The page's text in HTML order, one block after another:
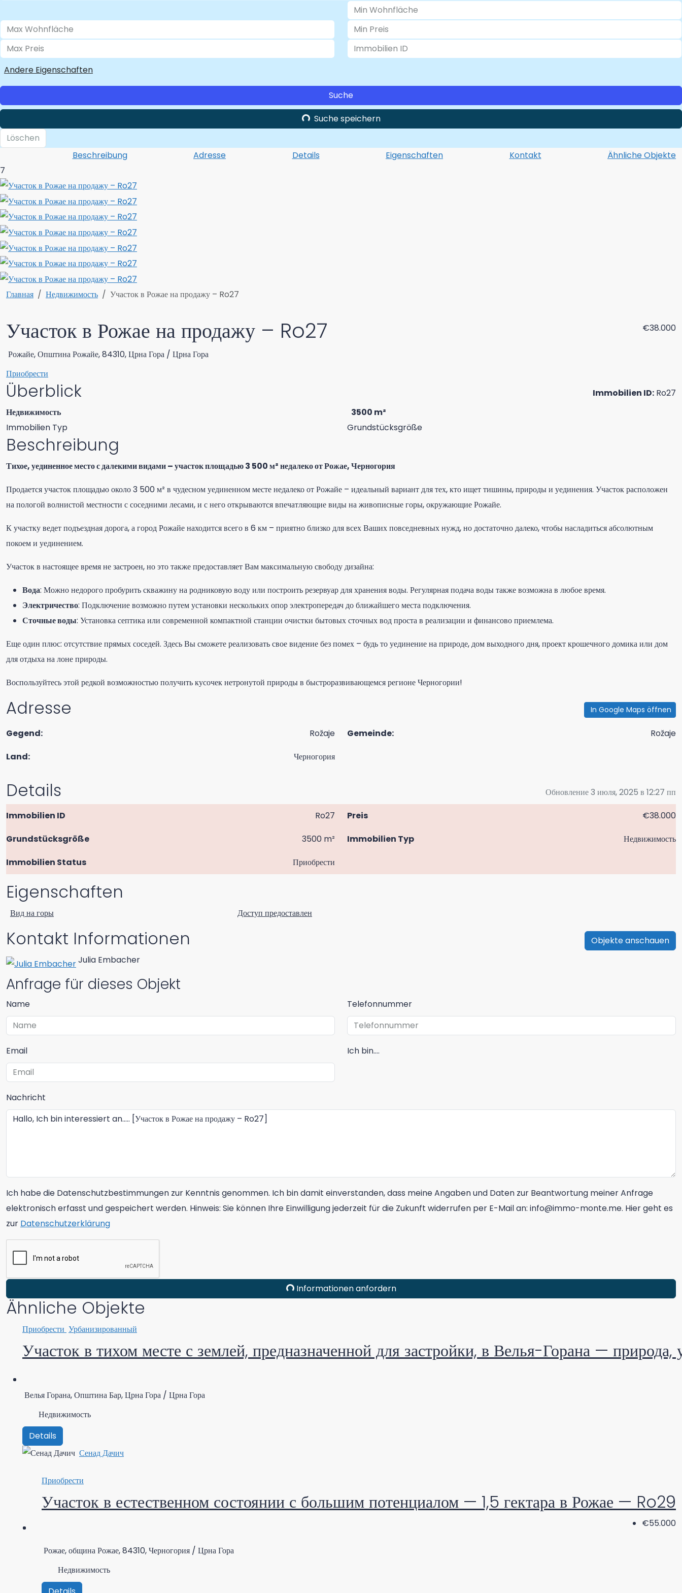
Andere Eigenschaften
Suche
Suche speichern
Löschen
Beschreibung
Adresse Details Eigenschaften Kontakt
Ähnliche Objekte
7
Главная Недвижимость Участок в Рожае на продажу – Ro27
Участок в Рожае на продажу – Ro27
Рожайе, Општина Рожайе, 84310, Црна Гора / Црна Гора
Приобрести
€38.000
Überblick Immobilien ID: Ro27
Недвижимость
Immobilien Typ
3500 m²
Grundstücksgröße
Beschreibung
Тихое, уединенное место с далекими видами – участок площадью 3 500 м² недалеко от Рожае, Черногория
Продается участок площадью около 3 500 м² в чудесном уединенном месте недалеко от Рожайе – идеальный вариант для тех, кто ищет тишины, природы и уединения. Участок расположен
на пологой волнистой местности с соседними лесами, и с него открываются впечатляющие виды на живописные горы, окружающие Рожайе.
К участку ведет подъездная дорога, а город Рожайе находится всего в 6 км – приятно близко для всех Ваших повседневных нужд, но достаточно далеко, чтобы насладиться абсолютным
покоем и уединением.
Участок в настоящее время не застроен, но это также предоставляет Вам максимальную свободу дизайна:
Вода: Можно недорого пробурить скважину на родниковую воду или построить резервуар для хранения воды. Регулярная подача воды также возможна в любое время.
Электричество: Подключение возможно путем установки нескольких опор электропередач до ближайшего места подключения.
Сточные воды: Установка септика или современной компактной станции очистки бытовых сточных вод проста в реализации и финансово приемлема.
Еще один плюс: отсутствие прямых соседей. Здесь Вы сможете реализовать свое видение без помех – будь то уединение на природе, дом выходного дня, проект крошечного домика или дом
для отдыха на лоне природы.
Воспользуйтесь этой редкой возможностью получить кусочек нетронутой природы в быстроразвивающемся регионе Черногории!
Adresse In Google Maps öffnen
Gegend: Rožaje Gemeinde:
Rožaje
Land:
Черногория
Details
Обновление 3 июля, 2025 в 12:27 пп
Immobilien ID
Ro27 Preis
€38.000
Grundstücksgröße
3500 m² Immobilien Typ
Недвижимость
Immobilien Status
Приобрести
Eigenschaften
Вид на горы Доступ предоставлен
Kontakt Informationen
Objekte anschauen
Julia Embacher
Anfrage für dieses Objekt
Name Telefonnummer
Email Ich bin....
Nachricht
Ich habe die Datenschutzbestimmungen zur Kenntnis genommen. Ich bin damit einverstanden, dass meine Angaben und Daten zur Beantwortung meiner Anfrage
elektronisch erfasst und gespeichert werden. Hinweis: Sie können Ihre Einwilligung jederzeit für die Zukunft widerrufen per E-Mail an: info@immo-monte.me. Hier geht es
zur Datenschutzerklärung
Informationen anfordern
Ähnliche Objekte
Приобрести Урбанизированный
Участок в тихом месте с землей, предназначенной для застройки, в Велья-Горана —
Велья Горана, Општина Бар, Црна Гора / Црна Гора
Недвижимость
Details
Сенад Дачич
Приобрести
Участок в естественном состоянии с большим потенциалом — 1,5 гектара в Рожае — Ro29
€55.000
Рожае, община Рожае, 84310, Черногория / Црна Гора
Недвижимость